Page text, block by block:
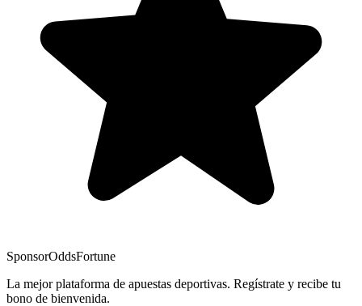
SponsorOddsFortune
La mejor plataforma de apuestas deportivas. Regístrate y recibe tu
bono de bienvenida.